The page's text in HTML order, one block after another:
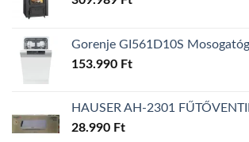
Gorenje GI561D10S
153.990 Ft
HAUSER AH-2301
28.990 Ft